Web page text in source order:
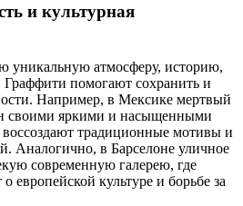
и культурная
уникальную атмосферу, историю,
Граффити помогают сохранить и
Например, в Мексике мертвый
своими яркими и насыщенными
традиционные мотивы и
Аналогично, в Барселоне уличное
современную галерею, где
европейской культуре и борьбе за